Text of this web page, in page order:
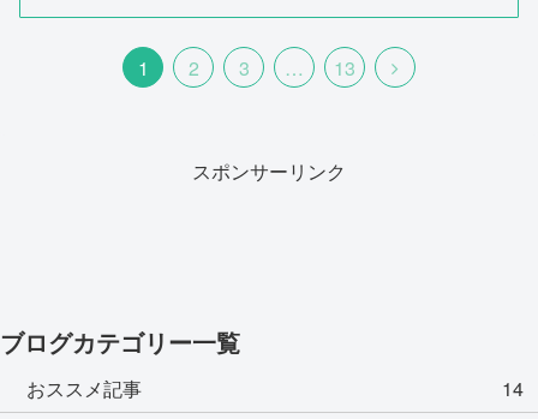
1 2 3 … 13
スポンサーリンク
ブログカテゴリー一覧
おススメ記事
14